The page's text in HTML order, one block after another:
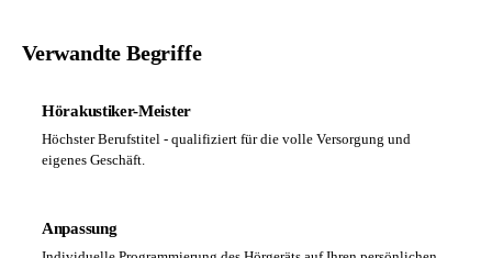
Verwandte Begriffe
Hörakustiker-Meister
Höchster Berufstitel - qualifiziert für die volle Versorgung und
eigenes Geschäft.
Anpassung